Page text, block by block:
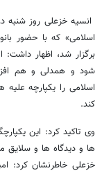
انسیه خزعلی روز شنبه
اسلامی» که با حضور
برگزار شد، اظهار
شود و همدلی و هم
اسلامی را یکپارچه
کند.
وی تاکید کرد: این
ها و دیدگاه ها و سلایق
خزعلی خاطرنشان کرد: